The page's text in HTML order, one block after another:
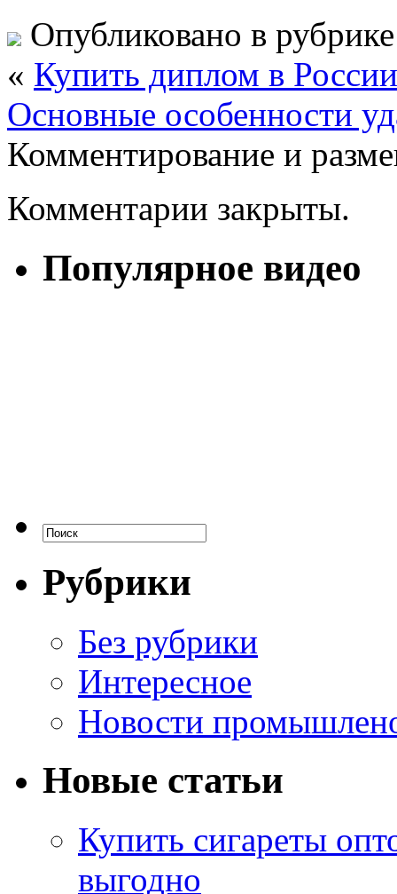
Опубликовано в
« Купить диплом в России
Основные особенности
Комментирование и
Комментарии закрыты.
Популярное видео
Рубрики
Без рубрики
Интересное
Новости
Новые статьи
Купить сигареты
выгодно